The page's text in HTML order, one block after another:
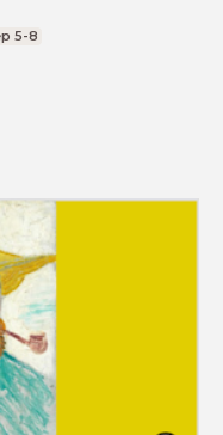
5-8